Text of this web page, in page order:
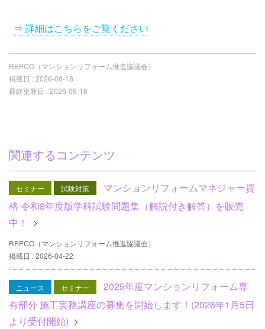
⇒ 詳細はこちらをご覧ください
REPCO（マンションリフォーム推進協議会）
掲載日 :2026-06-18
最終更新日 :2026-06-18
関連するコンテンツ
セミナー 試験対策
マンションリフォームマネジャー資
格 令和8年度版学科試験問題集（解説付き解答）を販売
中！
REPCO（マンションリフォーム推進協議会）
掲載日 : 2026-04-22
ニュース セミナー
2025年度マンションリフォーム専
有部分 施工実務講座の募集を開始します！(2026年1月5日
より受付開始)